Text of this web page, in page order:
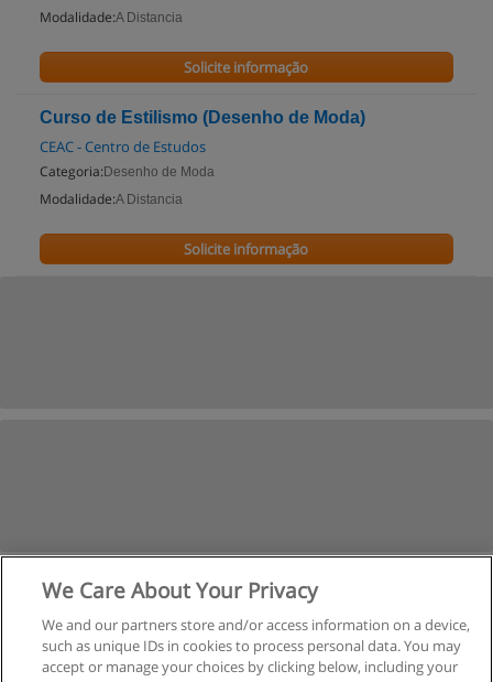
Modalidade:A Distancia
Solicite informação
Curso de Estilismo (Desenho de Moda)
CEAC - Centro de Estudos
Categoria: Desenho de Moda
Modalidade:A Distancia
Solicite informação
We Care About Your Privacy
We and our partners store and/or access information on a device,
such as unique IDs in cookies to process personal data. You may
accept or manage your choices by clicking below, including your